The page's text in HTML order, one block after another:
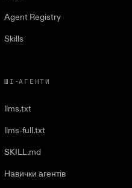
Agent Registry
Skills
ШІ-АГЕНТИ
llms.txt
llms-full.txt
SKILL.md
Навички агентів